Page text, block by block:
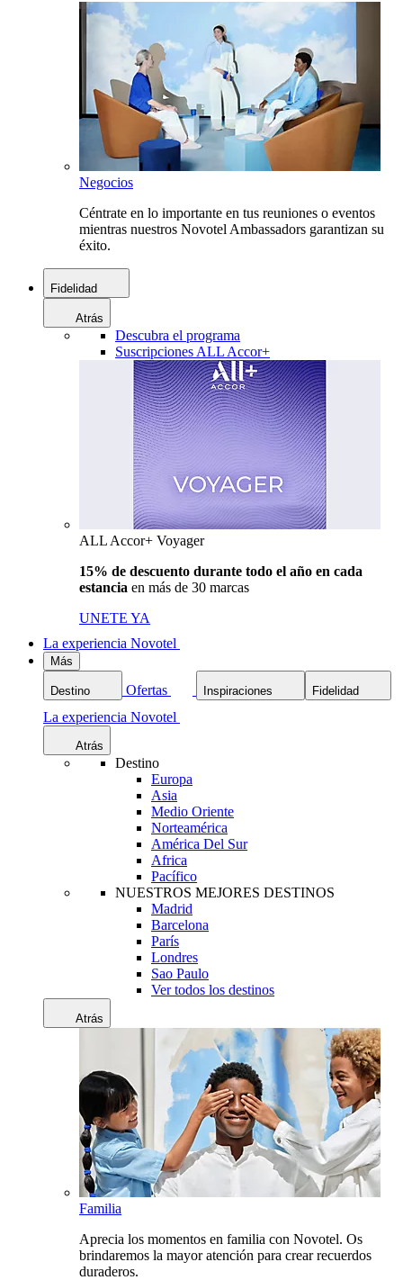
Negocios
Céntrate en lo importante en tus reuniones o eventos
mientras nuestros Novotel Ambassadors garantizan su
éxito.
Fidelidad
Atrás
Descubra el programa
Suscripciones ALL Accor+
ALL Accor+ Voyager
15% de descuento durante todo el año en cada
estancia en más de 30 marcas
UNETE YA
La experiencia Novotel
Más
Destino Ofertas Inspiraciones Fidelidad
La experiencia Novotel
Atrás
Destino
Europa
Asia
Medio Oriente
Norteamérica
América Del Sur
Africa
Pacífico
NUESTROS MEJORES DESTINOS
Madrid
Barcelona
París
Londres
Sao Paulo
Ver todos los destinos
Atrás
Familia
Aprecia los momentos en familia con Novotel. Os
brindaremos la mayor atención para crear recuerdos
duraderos.